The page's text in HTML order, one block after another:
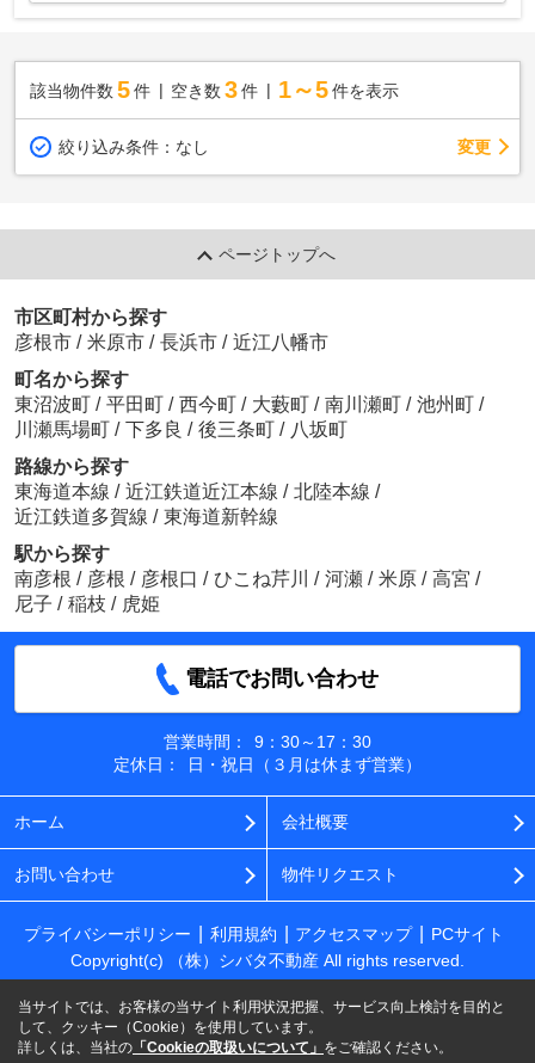
該当物件数 5件 空き数 3 件 1～5 件を表示
絞り込み条件： なし 変更
ページトップへ
市区町村から探す
彦根市 / 米原市 / 長浜市 / 近江八幡市
町名から探す
東沼波町 / 平田町 / 西今町 / 大藪町 / 南川瀬町 / 池州町 /
川瀬馬場町 / 下多良 / 後三条町 / 八坂町
路線から探す
東海道本線 / 近江鉄道近江本線 / 北陸本線 /
近江鉄道多賀線 / 東海道新幹線
駅から探す
南彦根 / 彦根 / 彦根口 / ひこね芹川 / 河瀬 / 米原 / 高宮 /
尼子 / 稲枝 / 虎姫
電話でお問い合わせ
営業時間：
9：30～17：30
定休日：
日・祝日（３月は休まず営業）
ホーム 会社概要
お問い合わせ 物件リクエスト
プライバシーポリシー 利用規約 アクセスマップ
PCサイト
Copyright(c) （株）シバタ不動産 All rights reserved.
当サイトでは、お客様の当サイト利用状況把握、サービス向上検討を目的と
して、クッキー（Cookie）を使用しています。
詳しくは、当社の 「Cookieの取扱いについて」 をご確認ください。